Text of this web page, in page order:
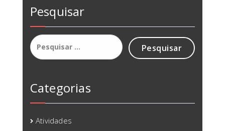
Pesquisar
Pesquisar
por:
Categorias
Atividades